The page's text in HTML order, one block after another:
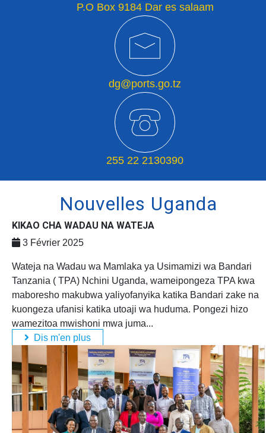
P.O Box 9184 Dar es salaam
dg@ports.go.tz
255 22 2130390
Nouvelles Uganda
KIKAO CHA WADAU NA WATEJA
3 Février 2025
Wateja na Wadau wa Mamlaka ya Usimamizi wa Bandari
Tanzania ( TPA) Nchini Uganda, wameipongeza TPA kwa
maboresho makubwa yaliyofanyika katika Bandari zake na
kuongeza ufanisi katika utoaji wa huduma. Pongezi hizo
wamezitoa mwishoni mwa juma...
Dis m'en plus